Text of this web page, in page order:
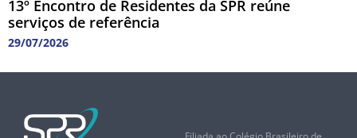
13º Encontro de Residentes da SPR reúne
serviços de referência
29/07/2026